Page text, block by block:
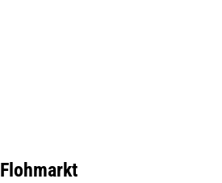
Flohmarkt